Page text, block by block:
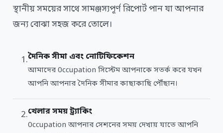
স্থানীয় সময়ের সাথে সামঞ্জস্যপূর্ণ রিপোর্ট পান যা আপনার
জন্য বোঝা সহজ করে তোলে।
দৈনিক সীমা এবং নোটিফিকেশন
আমাদের 0ccupation সিস্টেম আপনাকে সতর্ক করে যখন
আপনি আপনার দৈনিক সীমার কাছাকাছি পৌঁছান।
খেলার সময় ট্র্যাকিং
0ccupation আপনার সেশনের সময় দেখায় যাতে আপনি